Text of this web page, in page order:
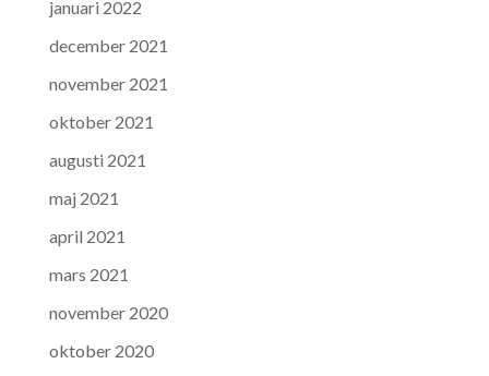
januari 2022
december 2021
november 2021
oktober 2021
augusti 2021
maj 2021
april 2021
mars 2021
november 2020
oktober 2020